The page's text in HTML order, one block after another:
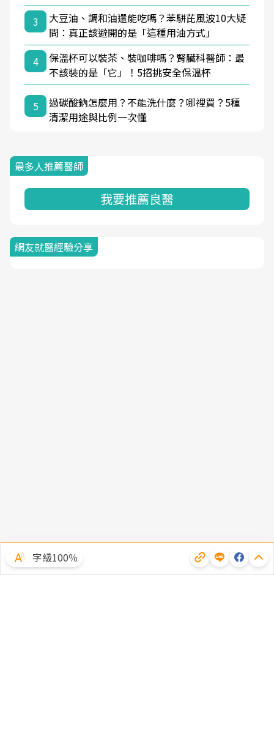
3
大豆油、調和油還能吃嗎？苯駢芘風波10大疑
問：真正該避開的是「這種用油方式」
4
保溫杯可以裝茶、裝咖啡嗎？腎臟科醫師：最
不該裝的是「它」！5招挑安全保溫杯
5
過碳酸鈉怎麼用？不能洗什麼？哪裡買？5種
清潔用途與比例一次懂
最多人推薦醫師
我要推薦良醫
網友就醫經驗分享
字級100％